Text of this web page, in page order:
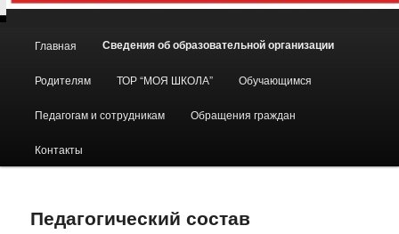
Перейти
к
основному
Главная Сведения об образовательной организации
Родителям ТОР “МОЯ ШКОЛА” Обучающимся
Педагогам и сотрудникам Обращения граждан
Контакты
Педагогический состав